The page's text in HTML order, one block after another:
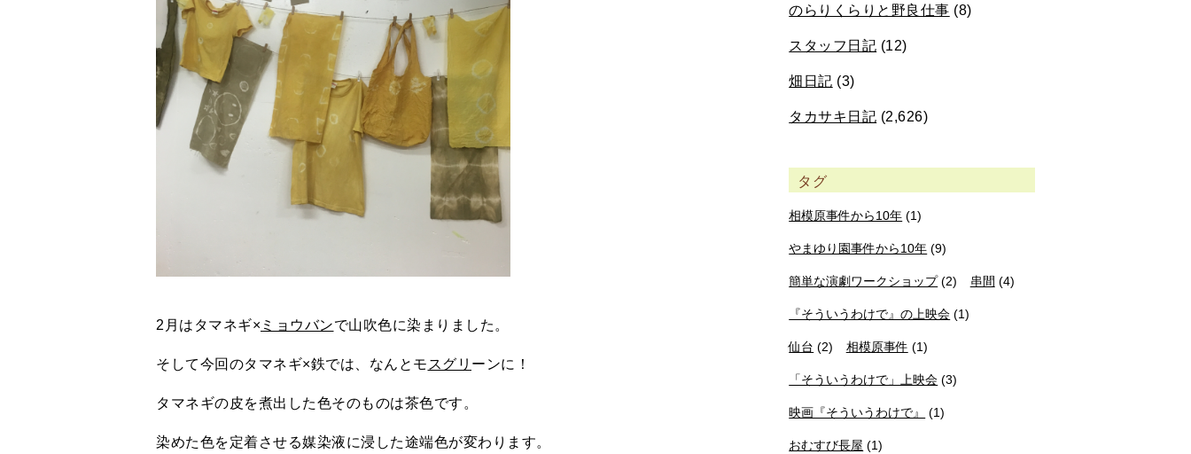
2月はタマネギ× ミョウバンで山吹色に染まりました。
そして今回のタマネギ×鉄では、なんとモ スグリ ーンに！
タマネギの皮を煮出した色そのものは茶色です。
染めた色を定着させる媒染液に浸した途端色が変わります。
のらりくらりと野良仕事 (8)
スタッフ日記 (12)
畑日記 (3)
タカサキ日記 (2,626)
タグ
相模原事件から10年 (1)
やまゆり園事件から10年 (9)
簡単な演劇ワークショップ(2) 串間 (4)
『そういうわけで』の上映会 (1)
仙台 (2) 相模原事件 (1)
「そういうわけで」上映会 (3)
映画『そういうわけで』 (1)
おむすび長屋 (1)